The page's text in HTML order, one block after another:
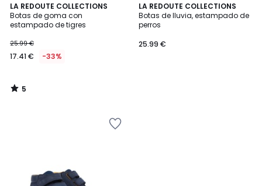
LA REDOUTE COLLECTIONS
Botas de goma con
estampado de tigres
25.99 €
17.41 € -33%
5
/
5
5
/
LA REDOUTE COLLECTIONS
Botas de lluvia, estampado de
perros
25.99 €